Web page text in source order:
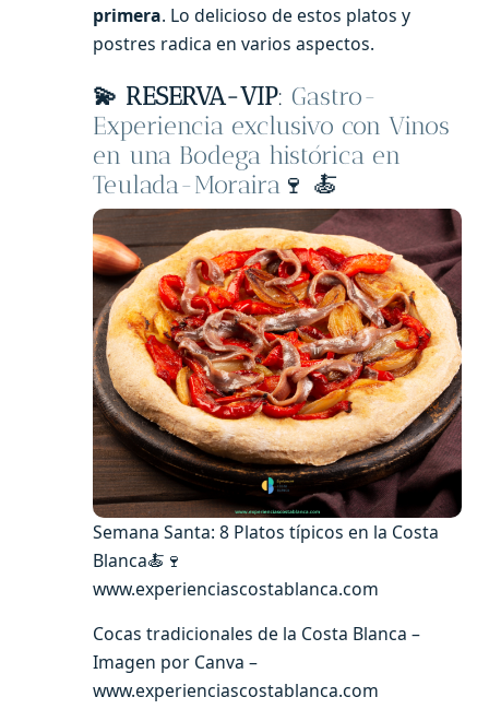
primera. Lo delicioso de estos platos y
postres radica en varios aspectos.
💫 RESERVA-VIP: Gastro-
Experiencia exclusivo con Vinos
en una Bodega histórica en
Teulada-Moraira 🍷 🍝
Semana Santa: 8 Platos típicos en la Costa
Blanca🍝🍷
www.experienciascostablanca.com
Cocas tradicionales de la Costa Blanca –
Imagen por Canva –
www.experienciascostablanca.com